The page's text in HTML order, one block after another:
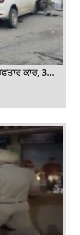
ਕਾਰ, 3...